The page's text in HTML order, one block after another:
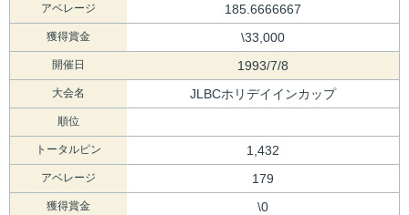
アベレージ 185.6666667
獲得賞金 \33,000
開催日 1993/7/8
大会名 JLBCホリデイインカップ
順位
トータルピン 1,432
アベレージ 179
獲得賞金 \0